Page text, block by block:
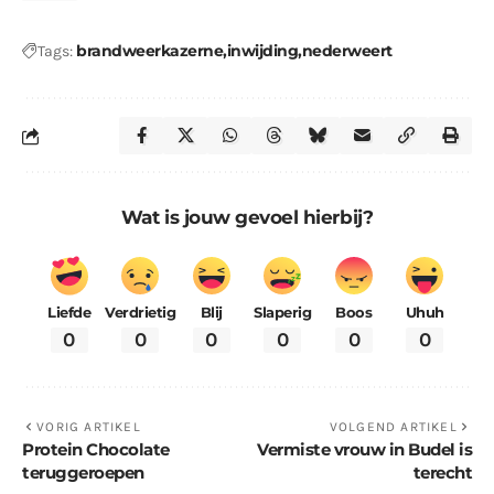
Tags: brandweerkazerneinwijdingnederweert
Wat is jouw gevoel hierbij?
Liefde
0
Verdrietig
0
Blij
0
Slaperig
0
Boos
0
Uhuh
0
VORIG ARTIKEL
Protein Chocolate
teruggeroepen
VOLGEND ARTIKEL
Vermiste vrouw in Budel is
terecht